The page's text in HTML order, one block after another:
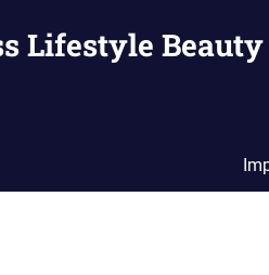
Lifestyle